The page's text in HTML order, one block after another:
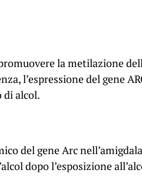
la metilazione
l’espressione del gene
di alcol.
del gene Arc
dopo l’esposizione